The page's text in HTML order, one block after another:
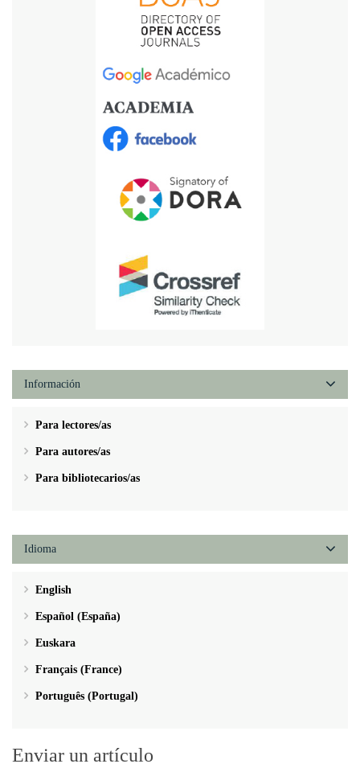
Información
Para lectores/as
Para autores/as
Para bibliotecarios/as
Idioma
English
Español (España)
Euskara
Français (France)
Português (Portugal)
Enviar un artículo